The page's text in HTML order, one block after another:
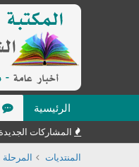
الرئيسية
المشاركات الجديدة
المنتديات
المرحلة